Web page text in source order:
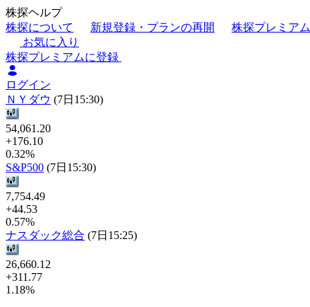
株探ヘルプ
株探について
新規登録・プランの再開 株探プレミアム
お気に入り
株探プレミアムに登録
ログイン
ＮＹダウ (7日15:30)
54,061.20
+176.10
0.32%
S&P500 (7日15:30)
7,754.49
+44.53
0.57%
ナスダック総合 (7日15:25)
26,660.12
+311.77
1.18%